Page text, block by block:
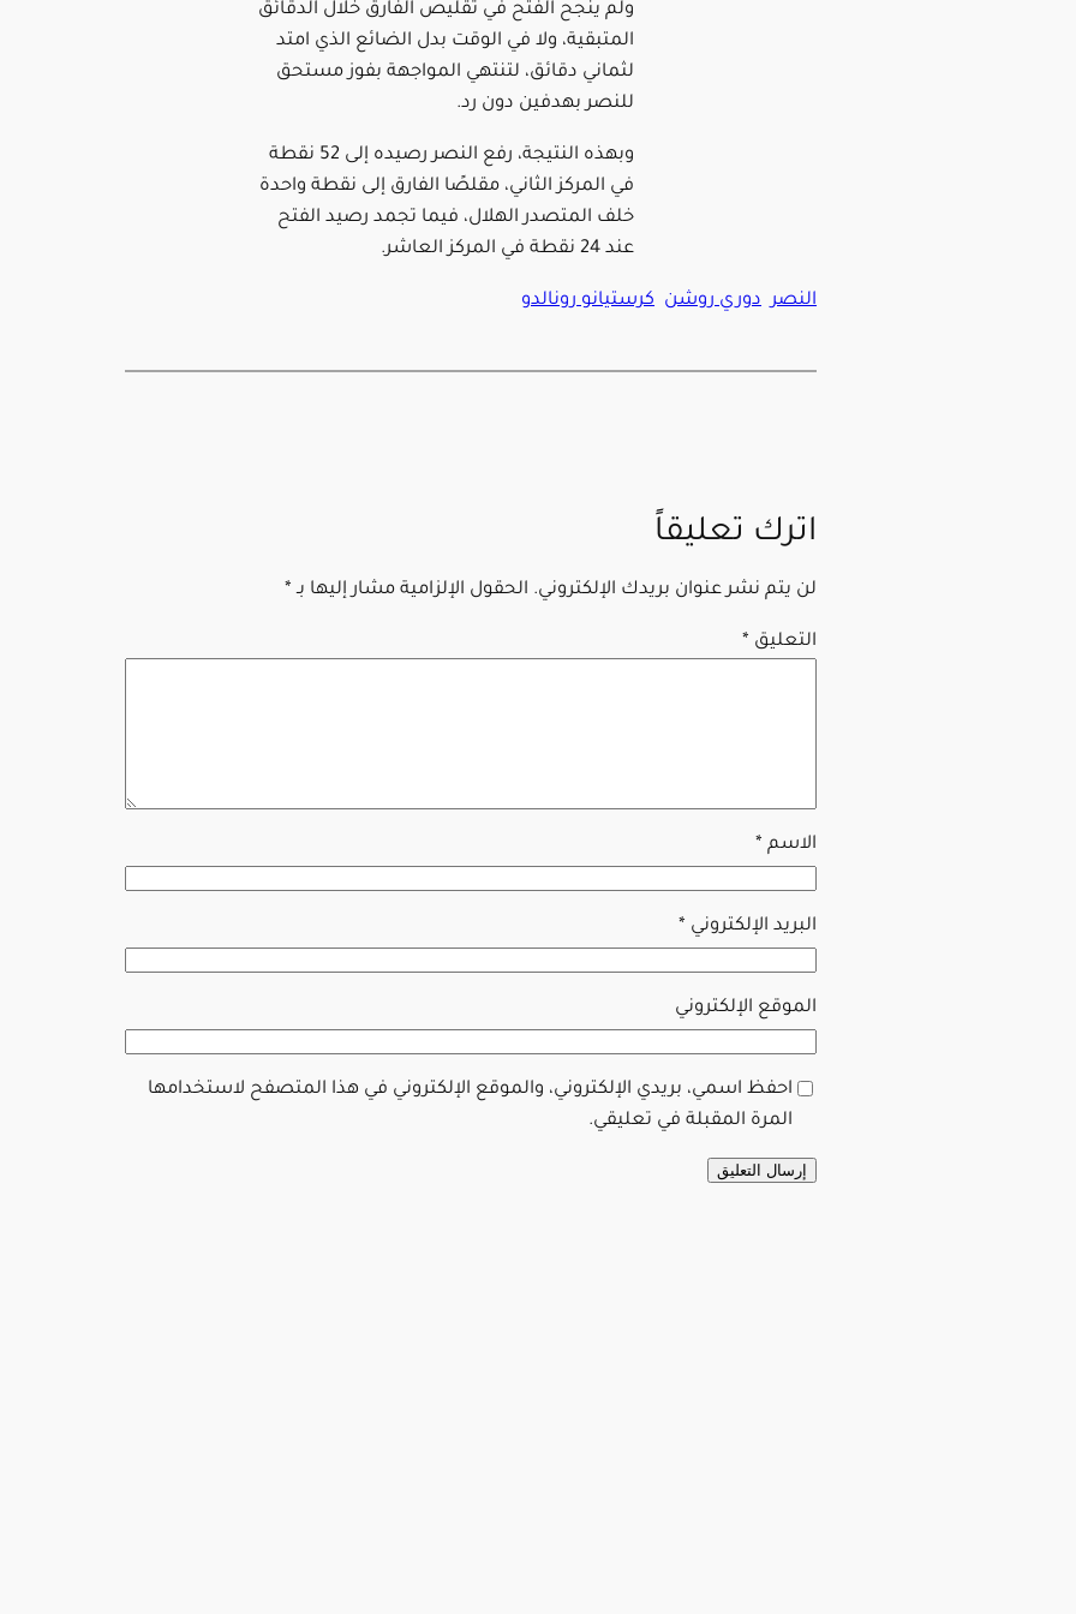
ولم ينجح الفتح في تقليص الفارق خلال الدقائق
المتبقية، ولا في الوقت بدل الضائع الذي امتد
لثماني دقائق، لتنتهي المواجهة بفوز مستحق
للنصر بهدفين دون رد.
وبهذه النتيجة، رفع النصر رصيده إلى 52 نقطة
في المركز الثاني، مقلصًا الفارق إلى نقطة واحدة
خلف المتصدر الهلال، فيما تجمد رصيد الفتح
عند 24 نقطة في المركز العاشر.
النصر دوري روشن كرستيانو رونالدو
اترك تعليقاً
لن يتم نشر عنوان بريدك الإلكتروني. الحقول الإلزامية مشار إليها بـ *
التعليق *
الاسم *
البريد الإلكتروني *
الموقع الإلكتروني
احفظ اسمي، بريدي الإلكتروني، والموقع الإلكتروني في هذا المتصفح لاستخدامها
المرة المقبلة في تعليقي.